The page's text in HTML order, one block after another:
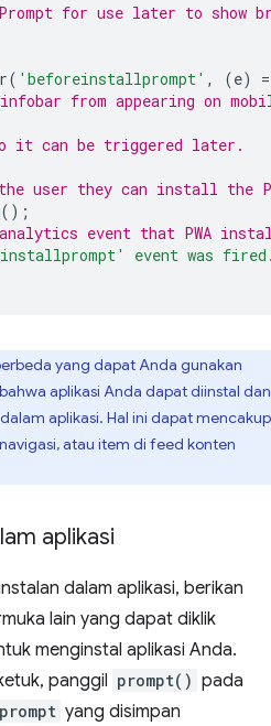
for use later to show
( 'beforeinstallprompt' , (e) =
from appearing on
it can be triggered later.
user they can install the
();
event that PWA install
event was
yang dapat Anda gunakan
aplikasi Anda dapat diinstal dan
aplikasi. Hal ini dapat mencakup
atau item di feed konten
aplikasi
dalam aplikasi, berikan
lain yang dapat diklik
menginstal aplikasi Anda.
panggil prompt() pada
yang disimpan